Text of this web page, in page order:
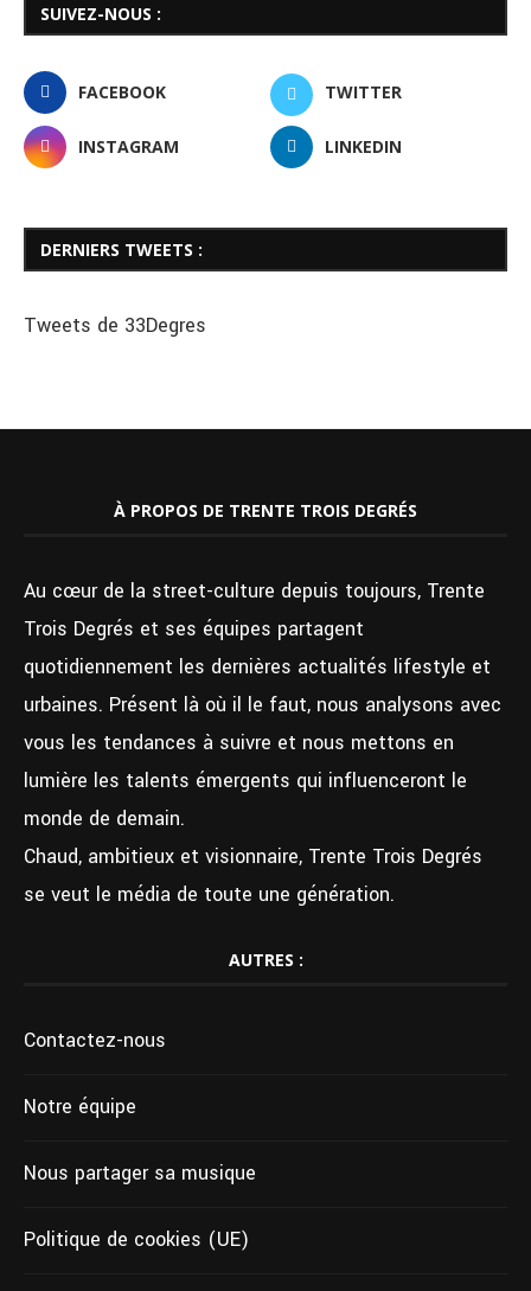
SUIVEZ-NOUS :
FACEBOOK TWITTER
INSTAGRAM LINKEDIN
DERNIERS TWEETS :
Tweets de 33Degres
À PROPOS DE TRENTE TROIS DEGRÉS
Au cœur de la street-culture depuis toujours, Trente
Trois Degrés et ses équipes partagent
quotidiennement les dernières actualités lifestyle et
urbaines. Présent là où il le faut, nous analysons avec
vous les tendances à suivre et nous mettons en
lumière les talents émergents qui influenceront le
monde de demain.
Chaud, ambitieux et visionnaire, Trente Trois Degrés
se veut le média de toute une génération.
AUTRES :
Contactez-nous
Notre équipe
Nous partager sa musique
Politique de cookies (UE)